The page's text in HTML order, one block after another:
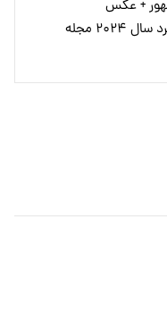
+ عکس
فهرست بحث برانگیز جذاب ترین مرد سال ۲۰۲۴ مجله